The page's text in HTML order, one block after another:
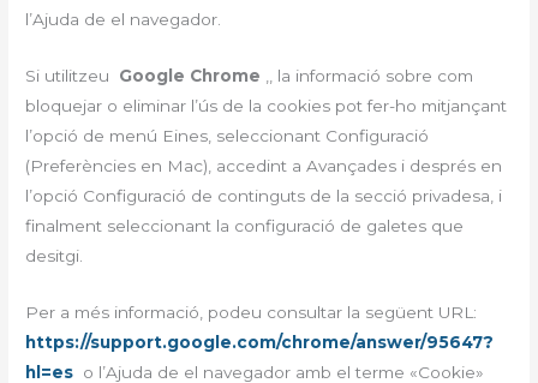
l’Ajuda de el navegador.
Si utilitzeu Google Chrome ,, la informació sobre com
bloquejar o eliminar l’ús de la cookies pot fer-ho mitjançant
l’opció de menú Eines, seleccionant Configuració
(Preferències en Mac), accedint a Avançades i després en
l’opció Configuració de continguts de la secció privadesa, i
finalment seleccionant la configuració de galetes que
desitgi.
Per a més informació, podeu consultar la següent URL:
https://support.google.com/chrome/answer/95647?
hl=es o l’Ajuda de el navegador amb el terme «Cookie»